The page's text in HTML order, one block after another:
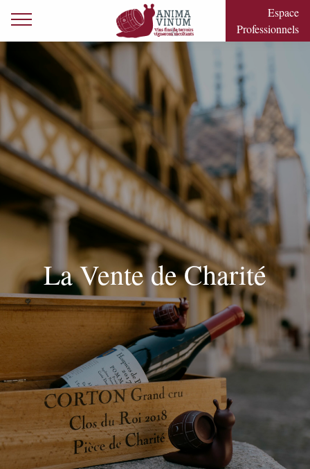
Primary Menu
Espace
Professionnels
La Vente de Charité